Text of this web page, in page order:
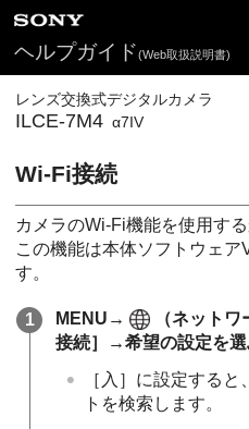
ヘルプガイド(Web取扱説明書)
レンズ交換式デジタルカメラ
ILCE-7M4 α7IV
Wi-Fi接続
カメラのWi-Fi機能を使用す
この機能は本体ソフトウェア
す。
MENU → （ネットワ
接続］
→希望の設定を選
［入］ に設定すると
トを検索します。